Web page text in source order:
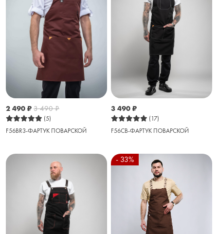
2 490 ₽ 3 490₽
(5)
F56BR3-ФАРТУК ПОВАРСКОЙ
3 490 ₽
(17)
F56CB-ФАРТУК ПОВАРСКОЙ
- 33%